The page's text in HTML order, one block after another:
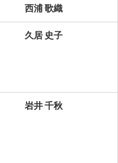
西浦 歌織
久居 史子
岩井 千秋